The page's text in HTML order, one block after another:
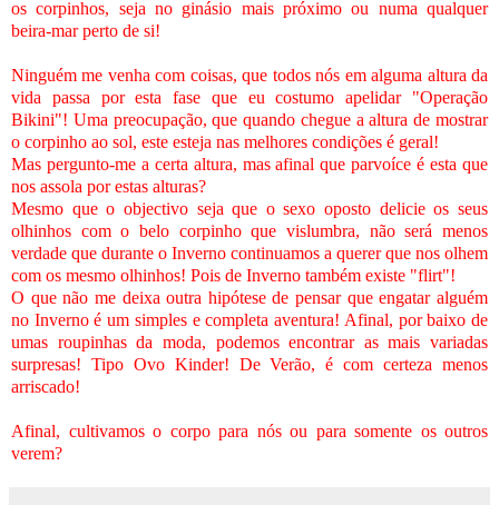
os corpinhos, seja no ginásio mais próximo ou numa qualquer
beira-mar perto de si!
Ninguém me venha com coisas, que todos nós em alguma altura da
vida passa por esta fase que eu costumo apelidar "Operação
Bikini"! Uma preocupação, que quando chegue a altura de mostrar
o corpinho ao sol, este esteja nas melhores condições é geral!
Mas pergunto-me a certa altura, mas afinal que parvoíce é esta que
nos assola por estas alturas?
Mesmo que o objectivo seja que o sexo oposto delicie os seus
olhinhos com o belo corpinho que vislumbra, não será menos
verdade que durante o Inverno continuamos a querer que nos olhem
com os mesmo olhinhos! Pois de Inverno também existe "flirt"!
O que não me deixa outra hipótese de pensar que engatar alguém
no Inverno é um simples e completa aventura! Afinal, por baixo de
umas roupinhas da moda, podemos encontrar as mais variadas
surpresas! Tipo Ovo Kinder! De Verão, é com certeza menos
arriscado!
Afinal, cultivamos o corpo para nós ou para somente os outros
verem?